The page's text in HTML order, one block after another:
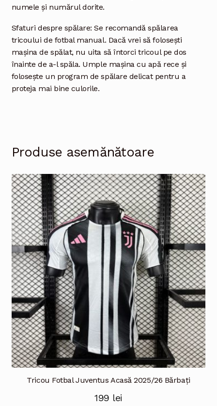
numele și numărul dorite.
Sfaturi despre spălare: Se recomandă spălarea
tricoului de fotbal manual. Dacă vrei să folosești
mașina de spălat, nu uita să întorci tricoul pe dos
înainte de a-l spăla. Umple mașina cu apă rece și
folosește un program de spălare delicat pentru a
proteja mai bine culorile.
Produse asemănătoare
Tricou Fotbal Juventus Acasă 2025/26 Bărbați
199 lei